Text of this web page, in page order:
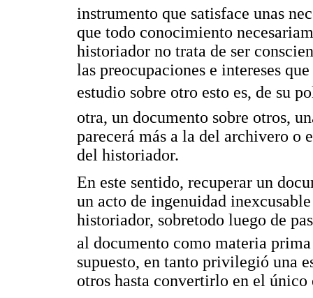
instrumento que satisface unas
que todo conocimiento
historiador no trata de ser
las preocupaciones e intereses
estudio sobre otro esto es, de su
otra, un documento sobre otros,
parecerá más a la del archivero o
del historiador.
En este sentido, recuperar un
un acto de ingenuidad
historiador, sobretodo luego de
al documento como materia
supuesto, en tanto privilegió una
otros hasta convertirlo en el